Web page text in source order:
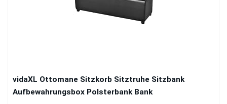
vidaXL Ottomane Sitzkorb Sitztruhe Sitzbank
Aufbewahrungsbox Polsterbank Bank